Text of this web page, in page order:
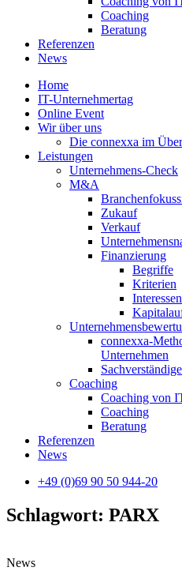
Coaching
Beratung
Referenzen
News
Home
IT-Unternehmertag
Online Event
Wir über uns
Die connexxa im
Leistungen
Unternehmens-Check
M&A
Zukauf
Verkauf
Finanzierung
Begriffe
Kriterien
connexxa-
Unternehmen
Coaching
Coaching von
Coaching
Beratung
Referenzen
News
+49 (0)69 90 50 944-20
Schlagwort: PARX
News